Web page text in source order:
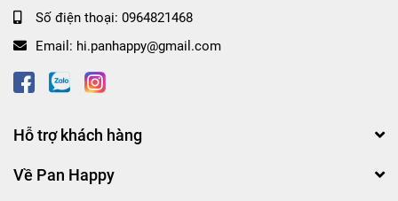
Số điện thoại: 0964821468
Email: hi.panhappy@gmail.com
Hỗ trợ khách hàng
Về Pan Happy